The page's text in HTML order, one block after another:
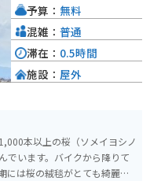
本以上の桜（ソメイヨシノ
でいます。バイクから降りて
には桜の絨毯がとても綺麗で
予算： 無料
混雑： 普通
滞在： 0.5時間
施設： 屋外